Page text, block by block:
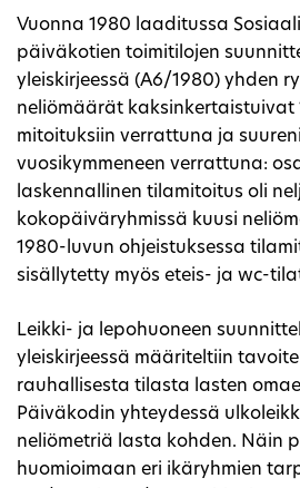
Vuonna 1980 laaditussa
päiväkotien toimitilojen
yleiskirjeessä (A6/1980) yhden
neliömäärät kaksinkertaistuivat
mitoituksiin verrattuna ja
vuosikymmeneen verrattuna:
laskennallinen tilamitoitus oli
kokopäiväryhmissä kuusi
1980-luvun ohjeistuksessa
sisällytetty myös eteis- ja wc-
Leikki- ja lepohuoneen
yleiskirjeessä määriteltiin
rauhallisesta tilasta lasten
Päiväkodin yhteydessä
neliömetriä lasta kohden. Näin
huomioimaan eri ikäryhmien